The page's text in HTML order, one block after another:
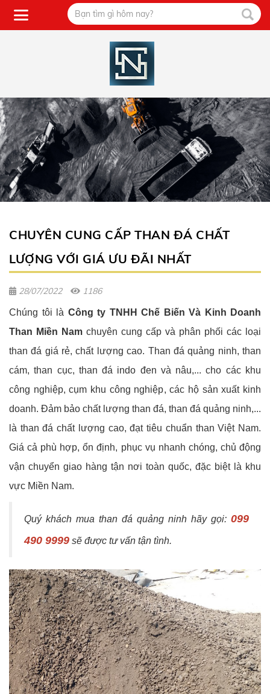
CHUYÊN CUNG CẤP THAN ĐÁ CHẤT
LƯỢNG VỚI GIÁ ƯU ĐÃI NHẤT
28/07/2022 1186
Chúng tôi là Công ty TNHH Chế Biến Và Kinh Doanh
Than Miền Nam chuyên cung cấp và phân phối các loại
than đá giá rẻ, chất lượng cao. Than đá quảng ninh, than
cám, than cục, than đá indo đen và nâu,... cho các khu
công nghiệp, cụm khu công nghiệp, các hộ sản xuất kinh
doanh. Đảm bảo chất lượng than đá, than đá quảng ninh,...
là than đá chất lượng cao, đạt tiêu chuẩn than Việt Nam.
Giá cả phù hợp, ổn định, phục vụ nhanh chóng, chủ động
vận chuyển giao hàng tận nơi toàn quốc, đặc biệt là khu
vực Miền Nam.
Quý khách mua than đá quảng ninh hãy gọi: 099
490 9999 sẽ được tư vấn tận tình.